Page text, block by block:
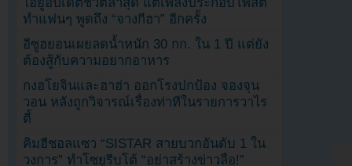
ทำแฟนๆ พูดถึง “จางกีฮา” อีกครั้ง
อีซูฮยอนเผยลดน้ำหนัก 30 กก. ใน 1 ปี แต่ยัง
ต้องสู้กับความอยากอาหาร
กงฮโยจินและฮาฮ่า ออกโรงปกป้อง จองจุน
วอน หลังถูกวิจารณ์เรื่องท่าทีในรายการวาไร
ตี้
คิมฮีชอลแซว “SISTAR สายบวกอันดับ 1 ใน
วงการ” ทำโซยูรีบโต้ “อย่าสร้างข่าวลือ!”